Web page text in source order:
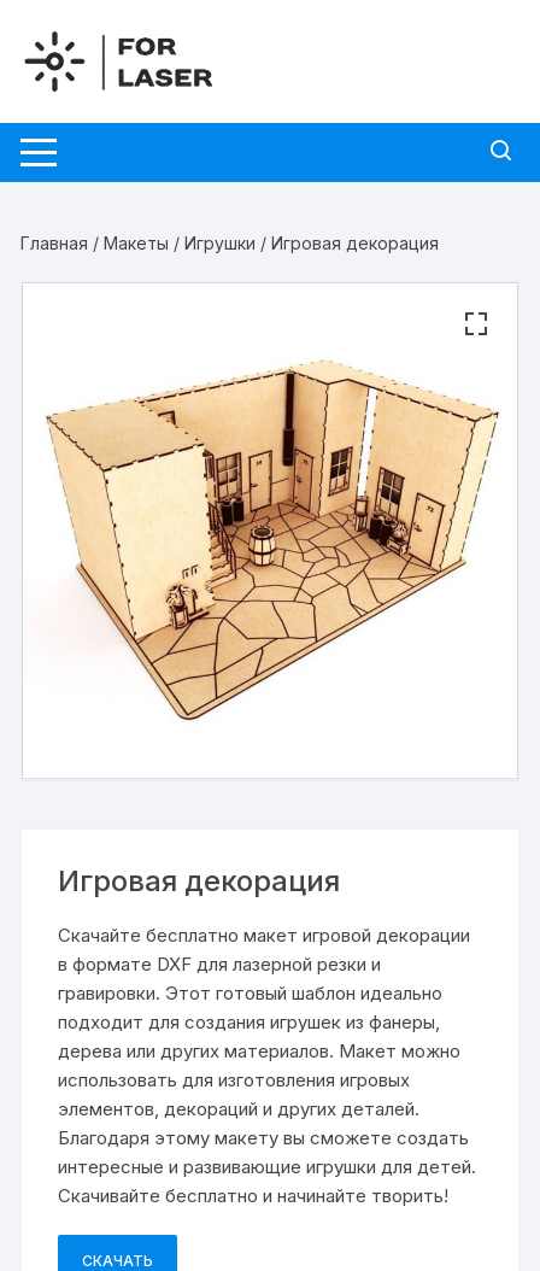
содержимому
Главная /Макеты /Игрушки / Игровая декорация
Игровая декорация
Скачайте бесплатно макет игровой декорации
в формате DXF для лазерной резки и
гравировки. Этот готовый шаблон идеально
подходит для создания игрушек из фанеры,
дерева или других материалов. Макет можно
использовать для изготовления игровых
элементов, декораций и других деталей.
Благодаря этому макету вы сможете создать
интересные и развивающие игрушки для детей.
Скачивайте бесплатно и начинайте творить!
СКАЧАТЬ